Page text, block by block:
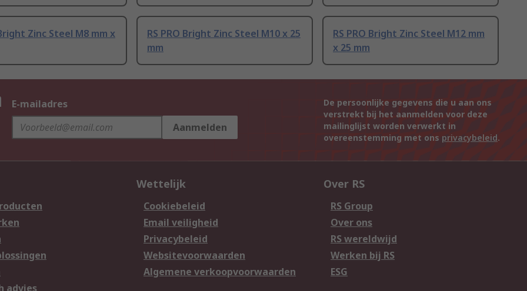
Zinc Steel M8 mm x
RS PRO Bright Zinc Steel M10 x 25
mm
RS PRO Bright Zinc Steel M12 mm
x 25 mm
E-mailadres
Aanmelden
De persoonlijke gegevens die u aan ons
verstrekt bij het aanmelden voor deze
mailinglijst worden verwerkt in
overeenstemming met ons privacybeleid.
advies
Wettelijk
Cookiebeleid
Email veiligheid
Privacybeleid
Websitevoorwaarden
Algemene verkoopvoorwaarden
Over RS
RS Group
Over ons
RS wereldwijd
Werken bij RS
ESG